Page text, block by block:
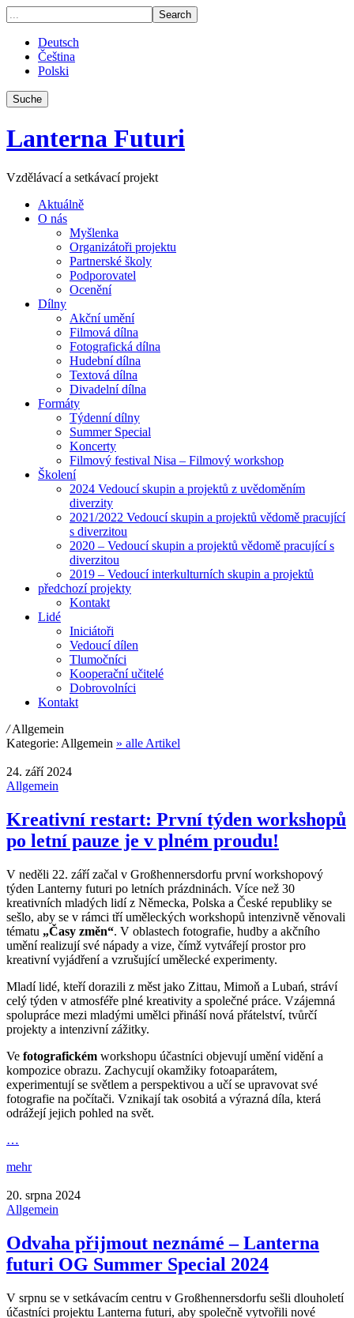
Deutsch
Čeština
Polski
Suche
Lanterna Futuri
Vzdělávací a setkávací projekt
Aktuálně
O nás
Myšlenka
Organizátoři projektu
Partnerské školy
Podporovatel
Ocenění
Dílny
Akční umění
Filmová dílna
Fotografická dílna
Hudební dílna
Textová dílna
Divadelní dílna
Formáty
Týdenní dílny
Summer Special
Koncerty
Filmový festival Nisa – Filmový workshop
Školení
2024 Vedoucí skupin a projektů z uvědoměním
diverzity
2021/2022 Vedoucí skupin a projektů vědomě pracující
s diverzitou
2020 – Vedoucí skupin a projektů vědomě pracující s
diverzitou
2019 – Vedoucí interkulturních skupin a projektů
předchozí projekty
Kontakt
Lidé
Iniciátoři
Vedoucí dílen
Tlumočníci
Kooperační učitelé
Dobrovolníci
Kontakt
/ Allgemein
Kategorie: Allgemein » alle Artikel
24. září 2024
Allgemein
Kreativní restart: První týden workshopů
po letní pauze je v plném proudu!
V neděli 22. září začal v Großhennersdorfu první workshopový
týden Lanterny futuri po letních prázdninách. Více než 30
kreativních mladých lidí z Německa, Polska a České republiky se
sešlo, aby se v rámci tří uměleckých workshopů intenzivně věnovali
tématu „Časy změn“. V oblastech fotografie, hudby a akčního
umění realizují své nápady a vize, čímž vytvářejí prostor pro
kreativní vyjádření a vzrušující umělecké experimenty.
Mladí lidé, kteří dorazili z měst jako Zittau, Mimoň a Lubań, stráví
celý týden v atmosféře plné kreativity a společné práce. Vzájemná
spolupráce mezi mladými umělci přináší nová přátelství, tvůrčí
projekty a intenzivní zážitky.
Ve fotografickém workshopu účastníci objevují umění vidění a
kompozice obrazu. Zachycují okamžiky fotoaparátem,
experimentují se světlem a perspektivou a učí se upravovat své
fotografie na počítači. Vznikají tak osobitá a výrazná díla, která
odrážejí jejich pohled na svět.
…
mehr
20. srpna 2024
Allgemein
Odvaha přijmout neznámé – Lanterna
futuri OG Summer Special 2024
V srpnu se v setkávacím centru v Großhennersdorfu sešli dlouholetí
účastníci projektu Lanterna futuri, aby společně vytvořili nové